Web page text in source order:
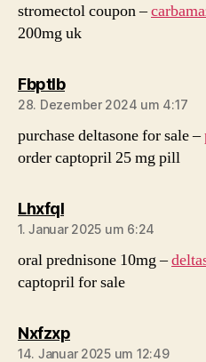
stromectol coupon –
200mg uk
Fbptlbsagt:
28. Dezember 2024 um 4:17
purchase deltasone for sale –
order captopril 25 mg pill
Lhxfqlsagt:
1. Januar 2025 um 6:24
oral prednisone 10mg –
captopril for sale
Nxfzxpsagt:
14. Januar 2025 um 12:49